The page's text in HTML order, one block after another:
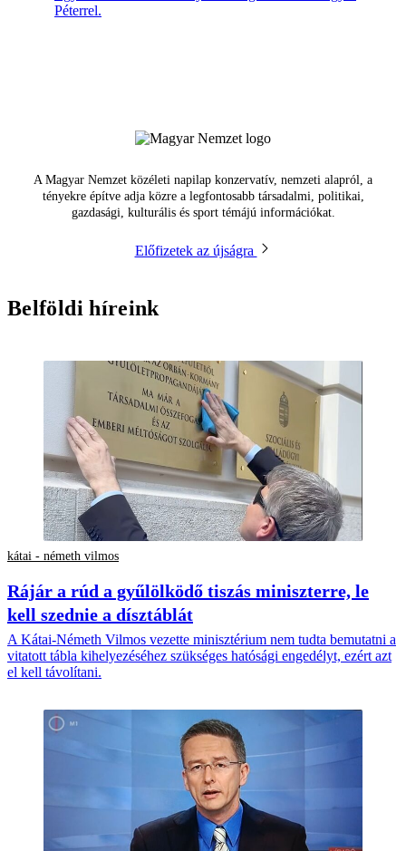
Péterrel.
A Magyar Nemzet közéleti napilap konzervatív, nemzeti alapról, a
tényekre építve adja közre a legfontosabb társadalmi, politikai,
gazdasági, kulturális és sport témájú információkat.
Előfizetek az újságra
Belföldi híreink
kátai - németh vilmos
Rájár a rúd a gyűlölködő tiszás miniszterre, le
kell szednie a dísztáblát
A Kátai-Németh Vilmos vezette minisztérium nem tudta bemutatni a
vitatott tábla kihelyezéséhez szükséges hatósági engedélyt, ezért azt
el kell távolítani.